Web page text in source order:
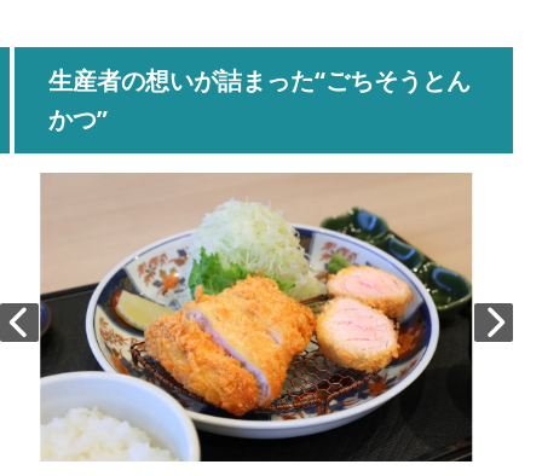
生産者の想いが詰まった“ごちそうとん
かつ”